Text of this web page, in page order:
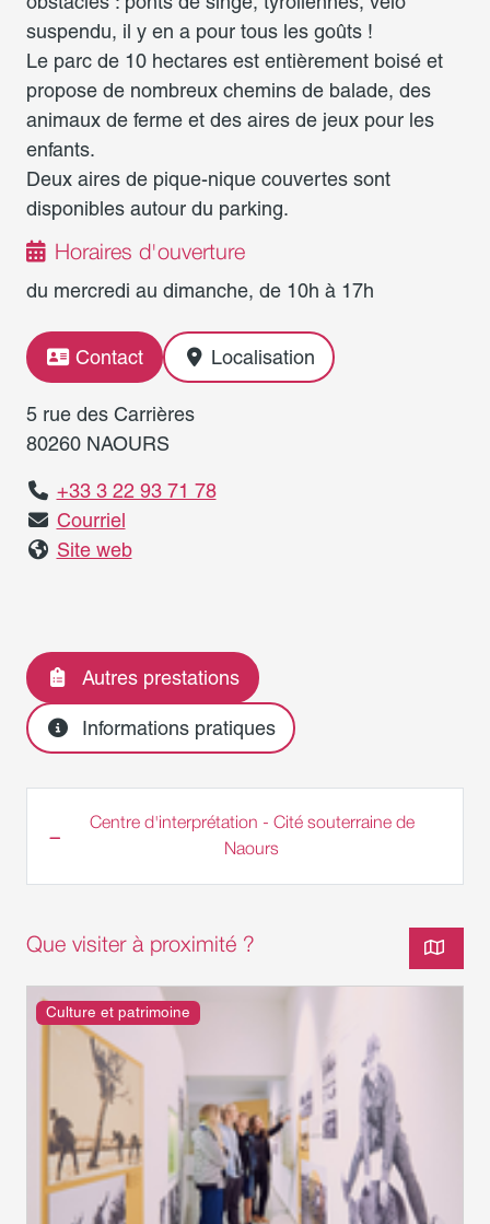
suspendu, il y en a pour tous les goûts !
Le parc de 10 hectares est entièrement boisé et
propose de nombreux chemins de balade, des
animaux de ferme et des aires de jeux pour les
enfants.
Deux aires de pique-nique couvertes sont
disponibles autour du parking.
Horaires d'ouverture
du mercredi au dimanche, de 10h à 17h
Contact Localisation
5 rue des Carrières
80260 NAOURS
+33 3 22 93 71 78
Courriel
Site web
Autres prestations
Informations pratiques
Centre d'interprétation - Cité souterraine de
Naours
Que visiter à proximité ?
Culture et patrimoine